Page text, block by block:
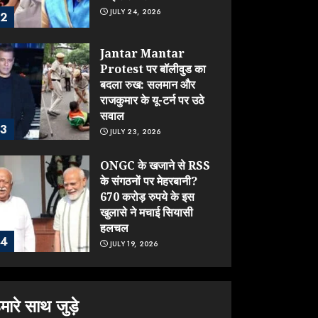
2 JULY 24, 2026
3
Jantar Mantar
Protest पर बॉलीवुड का
बदला रुख: सलमान और
राजकुमार के यू-टर्न पर उठे
सवाल
JULY 23, 2026
4
ONGC के खजाने से RSS
के संगठनों पर मेहरबानी?
670 करोड़ रुपये के इस
खुलासे ने मचाई सियासी
हलचल
JULY 19, 2026
Sonam Wangchuk
साथ जुड़े